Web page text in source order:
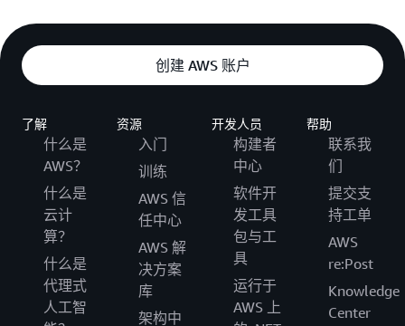
创建 AWS 账户
了解
什么是
AWS？
什么是
云计
算？
什么是
代理式
人工智
资源
入门
训练
AWS 信
任中心
AWS 解
决方案
库
架构中
开发人员
构建者
中心
软件开
发工具
包与工
具
运行于
AWS 上
帮助
联系我
们
提交支
持工单
AWS
re:Post
Knowledge
Center